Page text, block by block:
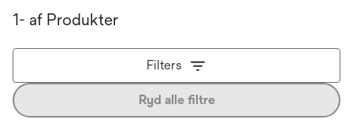
1- af Produkter
Filters
Ryd alle filtre